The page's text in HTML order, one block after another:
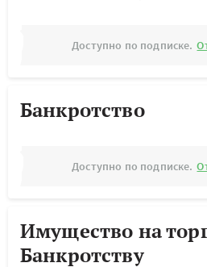
Доступно по подписке.
Банкротство
Доступно по подписке.
Имущество на
Банкротству